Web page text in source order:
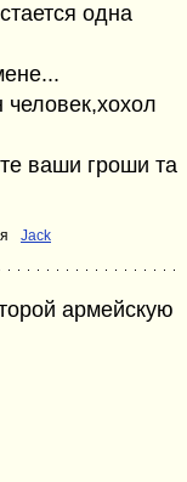
одна
человек,хохол
ваши гроши та
Jack
армейскую